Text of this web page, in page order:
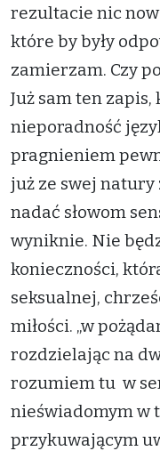
rezultacie nic
które by były
zamierzam. Czy
Już sam ten
nieporadność
pragnieniem
już ze swej natury
nadać słowom
wyniknie. Nie
konieczności,
seksualnej,
miłości. „w
rozdzielając na
rozumiem tu w
nieświadomym w
przykuwającym